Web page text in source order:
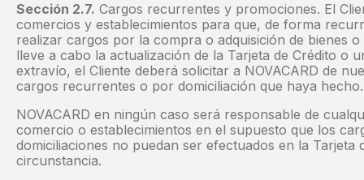
Sección 2.7. Cargos recurrentes y promociones. El
comercios y establecimientos para que, de forma
realizar cargos por la compra o adquisición de bienes
lleve a cabo la actualización de la Tarjeta de Crédito o
extravío, el Cliente deberá solicitar a NOVACARD de
cargos recurrentes o por domiciliación que haya hecho.
NOVACARD en ningún caso será responsable de
comercio o establecimientos en el supuesto que los
domiciliaciones no puedan ser efectuados en la Tarjeta
circunstancia.